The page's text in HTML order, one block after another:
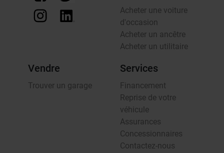
Acheter une voiture
d'occasion
Acheter un ancêtre
Acheter un utilitaire
Vendre
Trouver un garage
Services
Financement
Reprise de votre
véhicule
Assurances
Concessionnaires
Contactez-nous